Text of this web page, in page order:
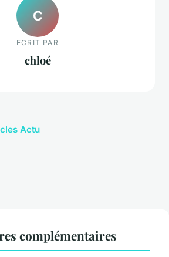
C
ECRIT PAR
chloé
Actu
complémentaires